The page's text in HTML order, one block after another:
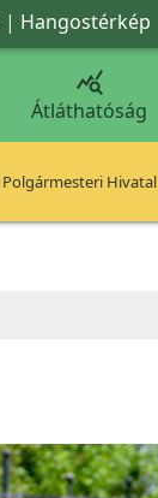
| Hangostérkép

Átláthatóság
Polgármesteri Hivatal